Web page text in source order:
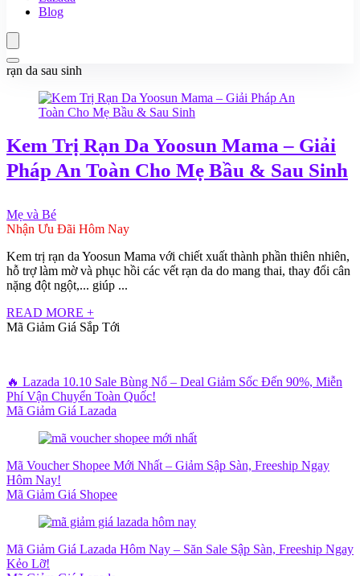
Blog
rạn da sau sinh
Kem Trị Rạn Da Yoosun Mama – Giải
Pháp An Toàn Cho Mẹ Bầu & Sau Sinh
Mẹ và Bé
Nhận Ưu Đãi Hôm Nay
Kem trị rạn da Yoosun Mama với chiết xuất thành phần thiên nhiên,
hỗ trợ làm mờ và phục hồi các vết rạn da do mang thai, thay đổi cân
nặng đột ngột,... giúp ...
READ MORE +
Mã Giảm Giá Sắp Tới
🔥 Lazada 10.10 Sale Bùng Nổ – Deal Giảm Sốc Đến 90%, Miễn
Phí Vận Chuyển Toàn Quốc!
Mã Giảm Giá Lazada
Mã Voucher Shopee Mới Nhất – Giảm Sập Sàn, Freeship Ngay
Hôm Nay!
Mã Giảm Giá Shopee
Mã Giảm Giá Lazada Hôm Nay – Săn Sale Sập Sàn, Freeship Ngay
Kẻo Lỡ!